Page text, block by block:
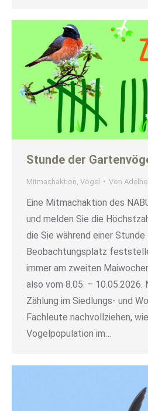
Stunde der
Mitmachaktion Vögel Von
Eine Mitmachaktion des
und melden Sie die
die Sie während einer
Beobachtungsplatz
immer am zweiten
also vom 8.05. – 10.05.2026.
Zählung im Siedlungs- und
Fachleute nachvollziehen,
Vogelpopulation im…